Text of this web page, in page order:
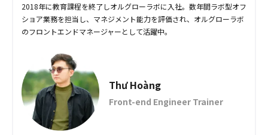
2018年に教育課程を終了しオルグローラボに入社。数年間ラボ型オフ
ショア業務を担当し、マネジメント能力を評価され、オルグローラボ
のフロントエンドマネージャーとして活躍中。
Thư Hoàng
Front-end Engineer Trainer